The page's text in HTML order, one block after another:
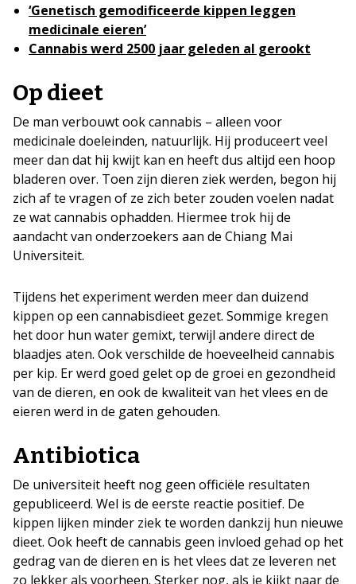
‘Genetisch gemodificeerde kippen leggen
medicinale eieren’
Cannabis werd 2500 jaar geleden al gerookt
Op dieet
De man verbouwt ook cannabis – alleen voor
medicinale doeleinden, natuurlijk. Hij produceert veel
meer dan dat hij kwijt kan en heeft dus altijd een hoop
bladeren over. Toen zijn dieren ziek werden, begon hij
zich af te vragen of ze zich beter zouden voelen nadat
ze wat cannabis ophadden. Hiermee trok hij de
aandacht van onderzoekers aan de Chiang Mai
Universiteit.
Tijdens het experiment werden meer dan duizend
kippen op een cannabisdieet gezet. Sommige kregen
het door hun water gemixt, terwijl andere direct de
blaadjes aten. Ook verschilde de hoeveelheid cannabis
per kip. Er werd goed gelet op de groei en gezondheid
van de dieren, en ook de kwaliteit van het vlees en de
eieren werd in de gaten gehouden.
Antibiotica
De universiteit heeft nog geen officiële resultaten
gepubliceerd. Wel is de eerste reactie positief. De
kippen lijken minder ziek te worden dankzij hun nieuwe
dieet. Ook heeft de cannabis geen invloed gehad op het
gedrag van de dieren en is het vlees dat ze leveren net
zo lekker als voorheen. Sterker nog, als je kijkt naar de